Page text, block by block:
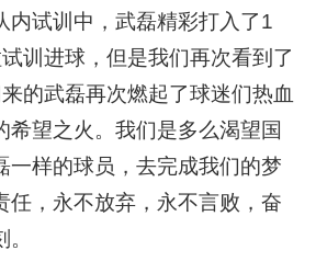
内试训中，武磊精彩打入了1
训进球，但是我们再次看到了
的武磊再次燃起了球迷们热血
希望之火。我们是多么渴望国
一样的球员，去完成我们的梦
任，永不放弃，永不言败，奋